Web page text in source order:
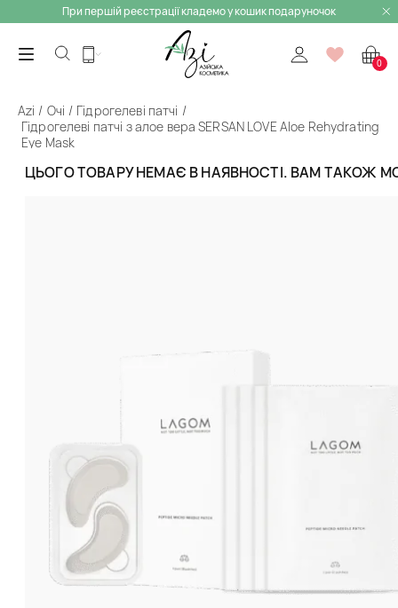
При першій реєстрації кладемо у кошик подаруночок
0
ЦЬОГО ТОВАРУ НЕМАЄ В НАЯВНОСТІ. ВАМ ТАКОЖ
Azi Очі
Гідрогелеві патчі
Гідрогелеві патчі з алое вера SERSAN LOVE Aloe Rehydrating
Eye Mask
Назад